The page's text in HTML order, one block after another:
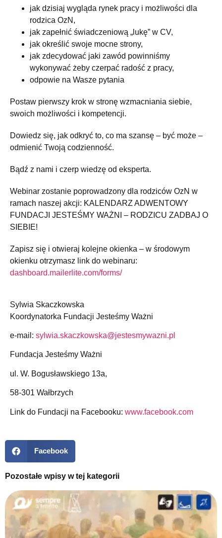
jak dzisiaj wygląda rynek pracy i możliwości dla
rodzica OzN,
jak zapełnić świadczeniową „lukę” w CV,
jak określić swoje mocne strony,
jak zdecydować jaki zawód powinniśmy
wykonywać żeby czerpać radość z pracy,
odpowie na Wasze pytania
Postaw pierwszy krok w stronę wzmacniania siebie,
swoich możliwości i kompetencji.
Dowiedz się, jak odkryć to, co ma szansę – być może –
odmienić Twoją codzienność.
Bądź z nami i czerp wiedzę od eksperta.
Webinar zostanie poprowadzony dla rodziców OzN w
ramach naszej akcji: KALENDARZ ADWENTOWY
FUNDACJI JESTEŚMY WAŻNI – RODZICU ZADBAJ O
SIEBIE!
Zapisz się i otwieraj kolejne okienka – w środowym
okienku otrzymasz link do webinaru:
dashboard.mailerlite.com/forms/
Sylwia Skaczkowska
Koordynatorka Fundacji Jesteśmy Ważni
e-mail: sylwia.skaczkowska@jestesmywazni.pl
Fundacja Jesteśmy Ważni
ul. W. Bogusławskiego 13a,
58-301 Wałbrzych
Link do Fundacji na Facebooku: www.facebook.com
Facebook
Pozostałe wpisy w tej kategorii